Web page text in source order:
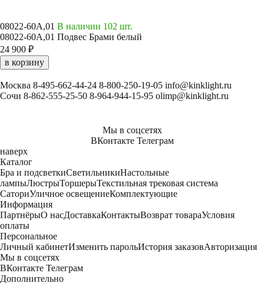
08022-60A,01 В наличии 102 шт.
08022-60A,01 Подвес Брами белый
24 900 ₽
в корзину
Москва 8-495-662-44-24 8-800-250-19-05 info@kinklight.ru
Сочи 8-862-555-25-50 8-964-944-15-95 olimp@kinklight.ru
Мы в соцсетях
ВКонтакте Телеграм
наверх
Каталог
Бра и подсветкиСветильникиНастольные
лампыЛюстрыТоршерыТекстильная трековая система
СаториУличное освещениеКомплектующие
Информация
ПартнёрыО насДоставкаКонтактыВозврат товараУсловия
оплаты
Персональное
Личный кабинетИзменить парольИстория заказовАвторизация
Мы в соцсетях
ВКонтакте Телеграм
Дополнительно